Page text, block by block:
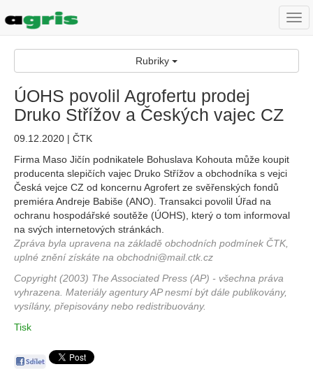
Rubriky
ÚOHS povolil Agrofertu prodej
Druko Střížov a Českých vajec CZ
09.12.2020 | ČTK
Firma Maso Jičín podnikatele Bohuslava Kohouta může koupit
producenta slepičích vajec Druko Střížov a obchodníka s vejci
Česká vejce CZ od koncernu Agrofert ze svěřenských fondů
premiéra Andreje Babiše (ANO). Transakci povolil Úřad na
ochranu hospodářské soutěže (ÚOHS), který o tom informoval
na svých internetových stránkách.
Zpráva byla upravena na základě obchodních podmínek ČTK,
uplné znění získáte na obchodni@mail.ctk.cz
Copyright (2003) The Associated Press (AP) - všechna práva
vyhrazena. Materiály agentury AP nesmí být dále publikovány,
vysílány, přepisovány nebo redistribuovány.
Tisk